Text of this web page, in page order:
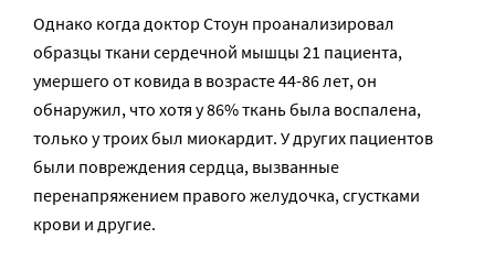
Однако когда доктор Стоун проанализировал
образцы ткани сердечной мышцы 21 пациента,
умершего от ковида в возрасте 44-86 лет, он
обнаружил, что хотя у 86% ткань была воспалена,
только у троих был миокардит. У других пациентов
были повреждения сердца, вызванные
перенапряжением правого желудочка, сгустками
крови и другие.